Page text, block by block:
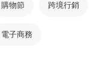
購物節 跨境行銷
電子商務